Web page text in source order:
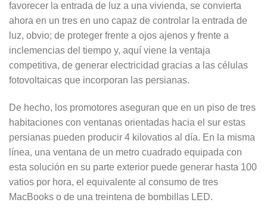
favorecer la entrada de luz a una vivienda, se convierta
ahora en un tres en uno capaz de controlar la entrada de
luz, obvio; de proteger frente a ojos ajenos y frente a
inclemencias del tiempo y, aquí viene la ventaja
competitiva, de generar electricidad gracias a las células
fotovoltaicas que incorporan las persianas.
De hecho, los promotores aseguran que en un piso de tres
habitaciones con ventanas orientadas hacia el sur estas
persianas pueden producir 4 kilovatios al día. En la misma
línea, una ventana de un metro cuadrado equipada con
esta solución en su parte exterior puede generar hasta 100
vatios por hora, el equivalente al consumo de tres
MacBooks o de una treintena de bombillas LED.